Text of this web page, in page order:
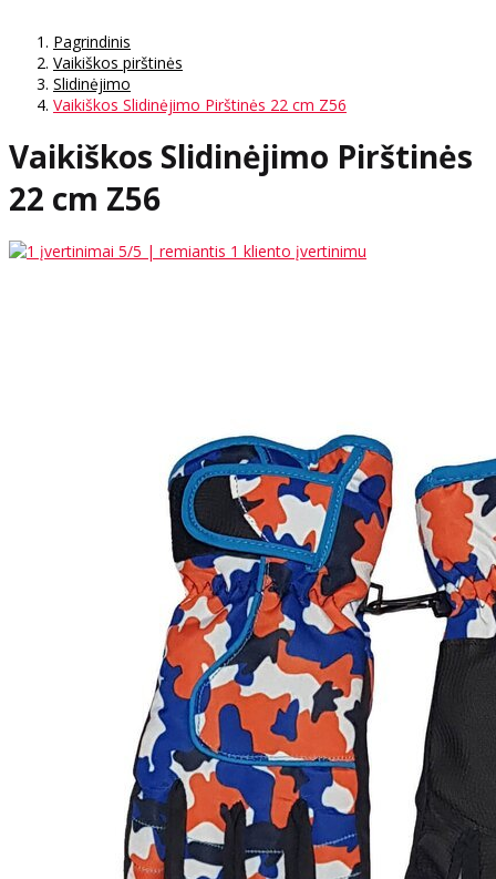
Pagrindinis
Vaikiškos pirštinės
Slidinėjimo
Vaikiškos Slidinėjimo Pirštinės 22 cm Z56
Vaikiškos Slidinėjimo Pirštinės
22 cm Z56
5/5 | remiantis 1 kliento įvertinimu